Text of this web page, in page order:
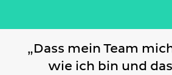
„Dass mein Team
wie ich bin und